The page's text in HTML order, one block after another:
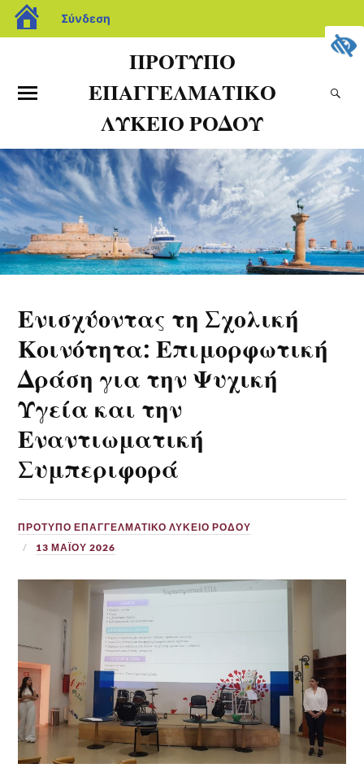
Σύνδεση
ΠΡΟΤΥΠΟ
ΕΠΑΓΓΕΛΜΑΤΙΚΟ
ΛΥΚΕΙΟ ΡΟΔΟΥ
Ενισχύοντας τη Σχολική
Κοινότητα: Επιμορφωτική
Δράση για την Ψυχική
Υγεία και την
Εναντιωματική
Συμπεριφορά
ΠΡΟΤΥΠΟ ΕΠΑΓΓΕΛΜΑΤΙΚΟ ΛΥΚΕΙΟ ΡΟΔΟΥ
13 ΜΑΪ́ΟΥ 2026